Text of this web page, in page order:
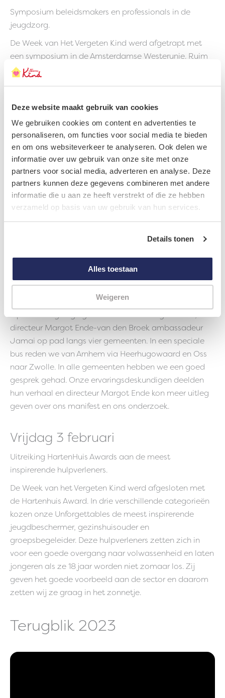
Deze website maakt gebruik van cookies
We gebruiken cookies om content en advertenties te
personaliseren, om functies voor social media te bieden
en om ons websiteverkeer te analyseren. Ook delen we
informatie over uw gebruik van onze site met onze
partners voor social media, adverteren en analyse. Deze
partners kunnen deze gegevens combineren met andere
informatie die u aan ze heeft verstrekt of die ze hebben
verzameld op basis van uw gebruik van hun services.
Details tonen
Alles toestaan
Weigeren
Symposium beleidsmakers en professionals in de
jeugdzorg.
De Week van Het Vergeten Kind werd afgetrapt met
een symposium in de Amsterdamse Westerunie. Ruim
160 beleidsmakers en professionals gingen met elkaar
worden. Beleidsmakers en ambassadeurs vormden een
groot, veilig vangnet waar jongeren zich symbolisch
lieten opvangen.
Hierop volgde een inhoudelijke bijeenkomst over de
veranderdoelstellingen in ons manifest.
The Unforgettables deelden hun verhaal en
ambassadeur Jamai ging in gesprek met (landelijke)
beleidsmakers. Moraya had de eer om de dag af te
Woensdag 1 en donderdag 2
februari
Op deze dagen gingen we met de Unforgettables,
directeur Margot Ende-van den Broek ambassadeur
Jamai op pad langs vier gemeenten. In een speciale
bus reden we van Arnhem via Heerhugowaard en Oss
naar Zwolle. In alle gemeenten hebben we een goed
gesprek gehad. Onze ervaringsdeskundigen deelden
hun verhaal en directeur Margot Ende kon meer uitleg
geven over ons manifest en ons onderzoek.
Vrijdag 3 februari
Uitreiking HartenHuis Awards aan de meest
inspirerende hulpverleners.
De Week van het Vergeten Kind werd afgesloten met
de Hartenhuis Award. In drie verschillende categorieën
kozen onze Unforgettables de meest inspirerende
jeugdbeschermer, gezinshuisouder en
groepsbegeleider. Deze hulpverleners zetten zich in
voor een goede overgang naar volwassenheid en laten
jongeren als ze 18 jaar worden niet zomaar los. Zij
geven het goede voorbeeld aan de sector en daarom
zetten wij ze graag in het zonnetje.
Terugblik 2023